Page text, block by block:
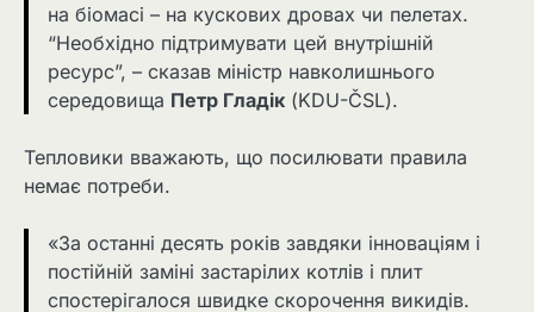
на біомасі – на кускових дровах чи пелетах.
“Необхідно підтримувати цей внутрішній
ресурс”, – сказав міністр навколишнього
середовища Петр Гладік (KDU-ČSL).
Тепловики вважають, що посилювати правила
немає потреби.
«За останні десять років завдяки інноваціям і
постійній заміні застарілих котлів і плит
спостерігалося швидке скорочення викидів.